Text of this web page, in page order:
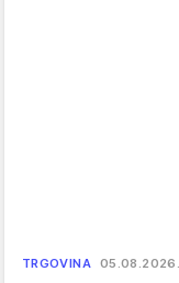
TRGOVINA 05.08.2026.